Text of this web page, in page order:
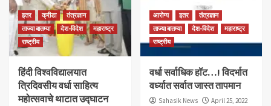
इतर क्रीडा
तंत्रज्ञान
ताज्या बातम्या
देश-विदेश
महाराष्ट्र
राष्ट्रीय
हिंदी विश्‍वविद्यालयात
त्रिदिवसीय वर्धा साहित्‍य
महोत्‍सवाचे थाटात उद्घाटन
आरोग्य इतर
तंत्रज्ञान
ताज्या बातम्या
देश-विदेश
महाराष्ट्र
राष्ट्रीय
वर्धा सर्वाधिक हॉट…! विदर्भात
वर्ध्यात सर्वात जास्त तापमान
Sahasik News
April 25, 2022